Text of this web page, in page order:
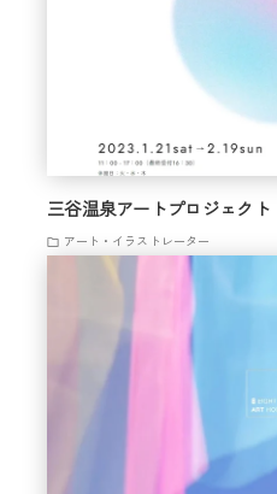
三谷温泉アートプロジェクト
アート・イラストレーター